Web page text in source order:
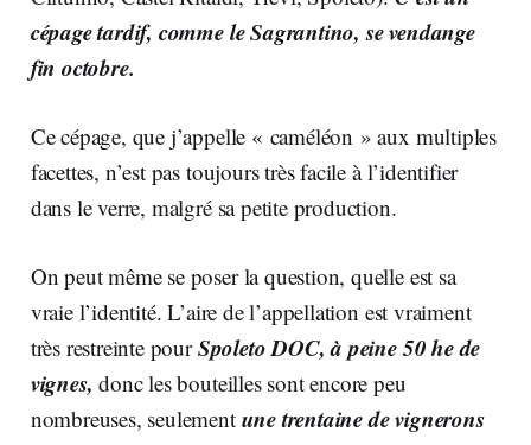
cépage tardif, comme le Sagrantino, se vendange
fin octobre.
Ce cépage, que j’appelle « caméléon » aux multiples
facettes, n’est pas toujours très facile à l’identifier
dans le verre, malgré sa petite production.
On peut même se poser la question, quelle est sa
vraie l’identité. L’aire de l’appellation est vraiment
très restreinte pourSpoleto DOC, à peine 50 he de
vignes,donc les bouteilles sont encore peu
nombreuses, seulement une trentaine de vignerons